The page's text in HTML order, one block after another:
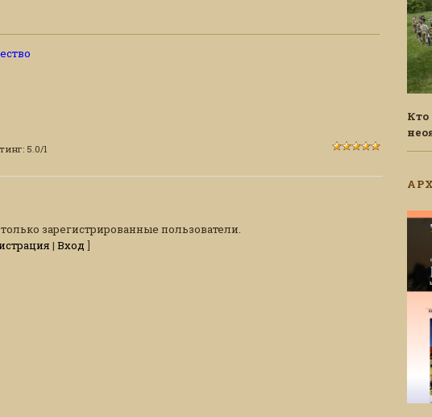
: 5.0/1
зарегистрированные пользователи.
| Вход]
Кто